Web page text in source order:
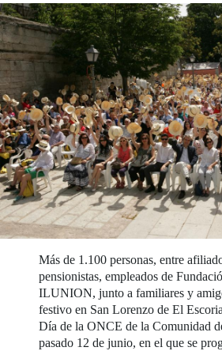
Más de 1.100 personas, entre
pensionistas, empleados de
ILUNION, junto a familiares y
festivo en San Lorenzo de El
Día de la ONCE de la Comunidad
pasado 12 de junio, en el que se